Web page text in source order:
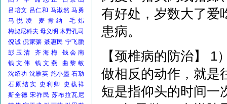
吕培文 吕仁和 马淑然 马勇
马悦凌
麦肯纳
毛炜
梅契尼科夫 母义明 木野孔司
倪诚 倪家骧 聂惠民 宁飞鹏
彭玉清
齐海梅
钱会南
钱文伟
钱文燕
曲黎敏
沈绍功 沈雁英 施小墨 石劢
石原结实 史利卿
史载祥
斯全德 宋祚民 苏布拉瓦尼
有好处，岁数大了爱
患病。
【颈椎病的防治】
做相反的动作，就是
短是指仰头的时间一